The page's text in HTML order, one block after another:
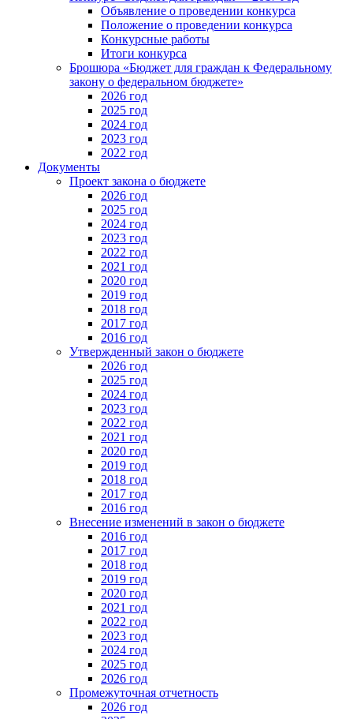
Объявление о проведении конкурса
Положение о проведении конкурса
Конкурсные работы
Итоги конкурса
Брошюра «Бюджет для граждан к Федеральному
закону о федеральном бюджете»
2026 год
2025 год
2024 год
2023 год
2022 год
Документы
Проект закона о бюджете
2026 год
2025 год
2024 год
2023 год
2022 год
2021 год
2020 год
2019 год
2018 год
2017 год
2016 год
Утвержденный закон о бюджете
2026 год
2025 год
2024 год
2023 год
2022 год
2021 год
2020 год
2019 год
2018 год
2017 год
2016 год
Внесение изменений в закон о бюджете
2016 год
2017 год
2018 год
2019 год
2020 год
2021 год
2022 год
2023 год
2024 год
2025 год
2026 год
Промежуточная отчетность
2026 год